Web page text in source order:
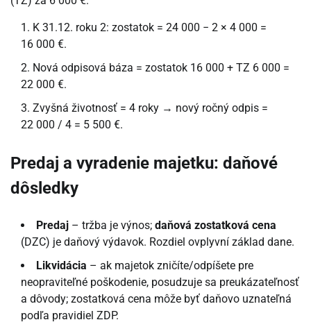
K 31.12. roku 2: zostatok = 24 000 − 2 × 4 000 =
16 000 €.
Nová odpisová báza = zostatok 16 000 + TZ 6 000 =
22 000 €.
Zvyšná životnosť = 4 roky → nový ročný odpis =
22 000 / 4 = 5 500 €.
Predaj a vyradenie majetku: daňové
dôsledky
Predaj – tržba je výnos; daňová zostatková cena
(DZC) je daňový výdavok. Rozdiel ovplyvní základ dane.
Likvidácia – ak majetok zničíte/odpíšete pre
neopraviteľné poškodenie, posudzuje sa preukázateľnosť
a dôvody; zostatková cena môže byť daňovo uznateľná
podľa pravidiel ZDP.